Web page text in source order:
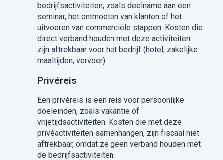
bedrijfsactiviteiten, zoals deelname aan een
seminar, het ontmoeten van klanten of het
uitvoeren van commerciële stappen. Kosten die
direct verband houden met deze activiteiten
zijn aftrekbaar voor het bedrijf (hotel, zakelijke
maaltijden, vervoer).
Privéreis
Een privéreis is een reis voor persoonlijke
doeleinden, zoals vakantie of
vrijetijdsactiviteiten. Kosten die met deze
privéactiviteiten samenhangen, zijn fiscaal niet
aftrekbaar, omdat ze geen verband houden met
de bedrijfsactiviteiten.